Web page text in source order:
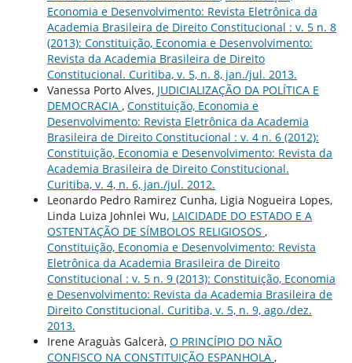
Economia e Desenvolvimento: Revista Eletrônica da
Academia Brasileira de Direito Constitucional : v. 5 n. 8
(2013): Constituição, Economia e Desenvolvimento:
Revista da Academia Brasileira de Direito
Constitucional. Curitiba, v. 5, n. 8, jan./jul. 2013.
Vanessa Porto Alves, JUDICIALIZAÇÃO DA POLÍTICA E
DEMOCRACIA , Constituição, Economia e
Desenvolvimento: Revista Eletrônica da Academia
Brasileira de Direito Constitucional : v. 4 n. 6 (2012):
Constituição, Economia e Desenvolvimento: Revista da
Academia Brasileira de Direito Constitucional.
Curitiba, v. 4, n. 6, jan./jul. 2012.
Leonardo Pedro Ramirez Cunha, Ligia Nogueira Lopes,
Linda Luiza Johnlei Wu, LAICIDADE DO ESTADO E A
OSTENTAÇÃO DE SÍMBOLOS RELIGIOSOS ,
Constituição, Economia e Desenvolvimento: Revista
Eletrônica da Academia Brasileira de Direito
Constitucional : v. 5 n. 9 (2013): Constituição, Economia
e Desenvolvimento: Revista da Academia Brasileira de
Direito Constitucional. Curitiba, v. 5, n. 9, ago./dez.
2013.
Irene Araguàs Galcerà, O PRINCÍPIO DO NÃO
CONFISCO NA CONSTITUIÇÃO ESPANHOLA ,